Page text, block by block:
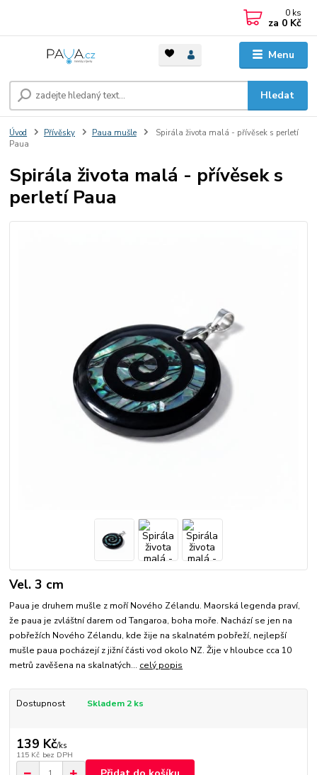
Menu
Hledat
0 ks
za 0 Kč
Úvod Přívěsky Paua mušle
Spirála života malá - přívěsek s perletí
Paua
Spirála života malá - přívěsek s
perletí Paua
Vel. 3 cm
Paua je druhem mušle z moří Nového Zélandu. Maorská legenda praví,
že paua je zvláštní darem od Tangaroa, boha moře. Nachází se jen na
pobřežích Nového Zélandu, kde žije na skalnatém pobřeží, nejlepší
mušle paua pocházejí z jižní části vod okolo NZ. Žije v hloubce cca 10
metrů zavěšena na skalnatých... celý popis
Dostupnost Skladem 2 ks
139 Kč/ks
115 Kč bez DPH